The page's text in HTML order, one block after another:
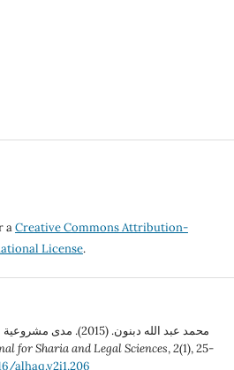
aCreative Commons Attribution-
License.
محمد عبد الله دبنون.
for Sharia and Legal Sciences,2(1), 25-
alhaq.v2i1.206